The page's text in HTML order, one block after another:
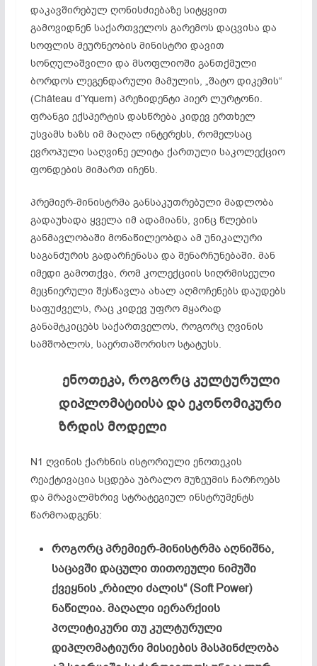
დაკავშირებულ ღონისძიებაზე სიტყვით
გამოვიდნენ საქართველოს გარემოს დაცვისა და
სოფლის მეურნეობის მინისტრი დავით
სონღულაშვილი და მსოფლიოში განთქმული
ბორდოს ლეგენდარული მამულის, „შატო დიკემის“
(Château d’Yquem) პრეზიდენტი პიერ ლურტონი.
ფრანგი ექსპერტის დასწრება კიდევ ერთხელ
უსვამს ხაზს იმ მაღალ ინტერესს, რომელსაც
ევროპული საღვინე ელიტა ქართული საკოლექციო
ფონდების მიმართ იჩენს.
პრემიერ-მინისტრმა განსაკუთრებული მადლობა
გადაუხადა ყველა იმ ადამიანს, ვინც წლების
განმავლობაში მონაწილეობდა ამ უნიკალური
საგანძურის გადარჩენასა და შენარჩუნებაში. მან
იმედი გამოთქვა, რომ კოლექციის სიღრმისეული
მეცნიერული შესწავლა ახალ აღმოჩენებს დაუდებს
საფუძველს, რაც კიდევ უფრო მყარად
განამტკიცებს საქართველოს, როგორც ღვინის
სამშობლოს, საერთაშორისო სტატუსს.
ენოთეკა, როგორც კულტურული
დიპლომატიისა და ეკონომიკური
ზრდის მოდელი
N1 ღვინის ქარხნის ისტორიული ენოთეკის
რეაქტივაცია სცდება უბრალო მუზეუმის ჩარჩოებს
და მრავალმხრივ სტრატეგიულ ინსტრუმენტს
წარმოადგენს:
როგორც პრემიერ-მინისტრმა აღნიშნა,
საცავში დაცული თითოეული ნიმუში
ქვეყნის „რბილი ძალის“ (Soft Power)
ნაწილია. მაღალი იერარქიის
პოლიტიკური თუ კულტურული
დიპლომატიური მისიების მასპინძლობა